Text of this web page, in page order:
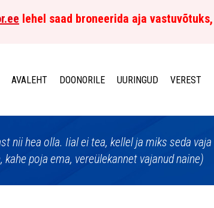
lehel saad broneerida aja
AVALEHT DOONORILE UURINGUD VEREST
nii hea olla. Iial ei tea, kellel ja miks seda vaja
poja ema, vereülekannet vajanud naine)